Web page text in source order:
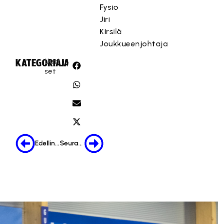
Fysio
Jiri
Kirsilä
Joukkueenjohtaja
KATEGORIA:
Uuti
set
JAA:
Edellinen Seuraava